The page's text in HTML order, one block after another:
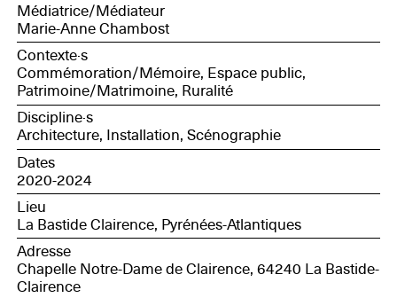
Médiatrice/Médiateur
Marie-Anne Chambost
Contexte·s
Commémoration/Mémoire, Espace public,
Patrimoine/Matrimoine, Ruralité
Discipline·s
Architecture, Installation, Scénographie
Dates
2020-2024
Lieu
La Bastide Clairence, Pyrénées-Atlantiques
Adresse
Chapelle Notre-Dame de Clairence, 64240 La Bastide-
Clairence